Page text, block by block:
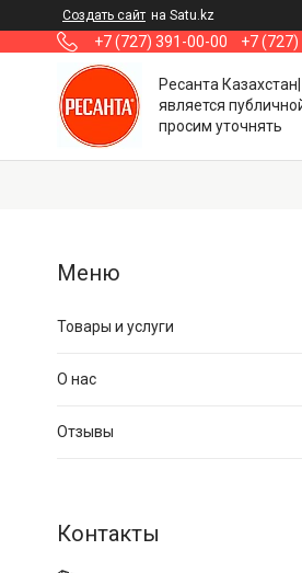
Создать сайт на Satu.kz
+7 (727) 391-00-00 +7
Ресанта
является
просим уточнять
Товары и услуги
О нас
Отзывы